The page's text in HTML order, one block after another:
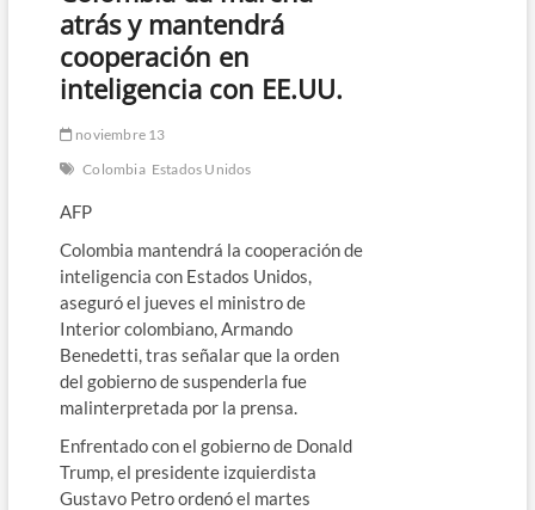
atrás y mantendrá
cooperación en
inteligencia con EE.UU.
noviembre 13
Colombia Estados Unidos
AFP
Colombia mantendrá la cooperación de
inteligencia con Estados Unidos,
aseguró el jueves el ministro de
Interior colombiano, Armando
Benedetti, tras señalar que la orden
del gobierno de suspenderla fue
malinterpretada por la prensa.
Enfrentado con el gobierno de Donald
Trump, el presidente izquierdista
Gustavo Petro ordenó el martes